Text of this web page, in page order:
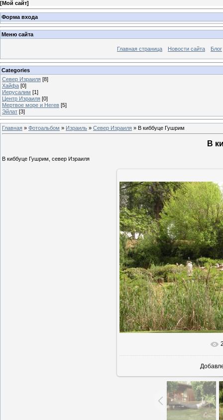
[Мой сайт]
Форма входа
Меню сайта
Главная страница Новости сайта Блог
Categories
Север Израиля [8]
Хайфа [0]
Иерусалим [1]
Центр Израиля [0]
Мертвое море и Негев [5]
Эйлат [3]
Главная » Фотоальбом » Израиль » Север Израиля » В киббуце Гушрим
В
В киббуце Гушрим, север Израиля
В